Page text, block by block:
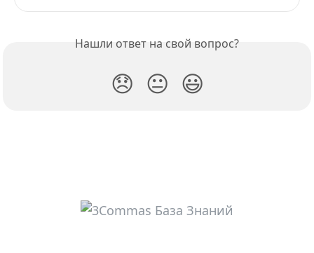
Нашли ответ на свой вопрос?
😞 😐 😃